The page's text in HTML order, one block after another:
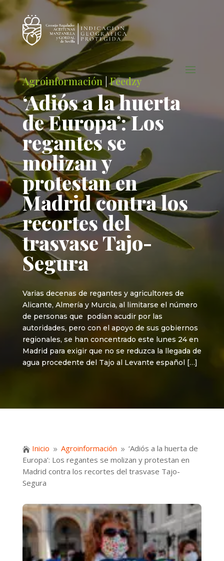
Agroinformación |Feedzy
‘Adiós a la huerta
de Europa’: Los
regantes se
molizan y
protestan en
Madrid contra los
recortes del
trasvase Tajo-
Segura
Varias decenas de regantes y agricultores de
Alicante, Almería y Murcia, al limitarse el número
de personas que podían acudir por las
autoridades, pero con el apoyo de sus gobiernos
regionales, se han concentrado este lunes 24 en
Madrid para exigir que no se reduzca la llegada de
agua procedente del Tajo al Levante español […]
 Inicio 9 Agroinformación 9 ‘Adiós a la huerta de
Europa’: Los regantes se molizan y protestan en
Madrid contra los recortes del trasvase Tajo-
Segura